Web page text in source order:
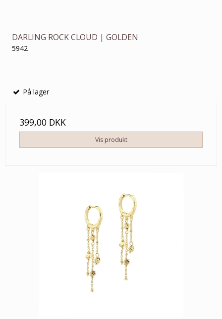
DARLING ROCK CLOUD | GOLDEN
5942
På lager
399,00 DKK
Vis produkt